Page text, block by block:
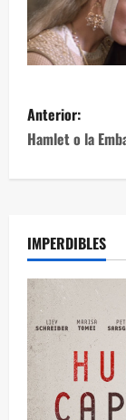
Anterior:
Hamlet o la
IMPERDIBLES